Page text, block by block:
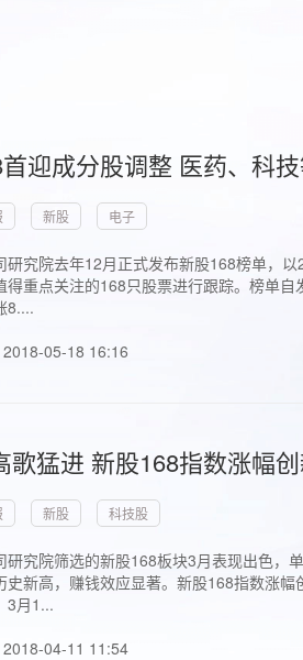
迎成分股调整 医药、科
新股 电子
研究院去年12月正式发布新股168榜单，
得重点关注的168只股票进行跟踪。榜单
8....
2018-05-18 16:16
歌猛进 新股168指数涨幅
新股 科技股
研究院筛选的新股168板块3月表现出色，
史新高，赚钱效应显著。新股168指数涨
3月1...
2018-04-11 11:54